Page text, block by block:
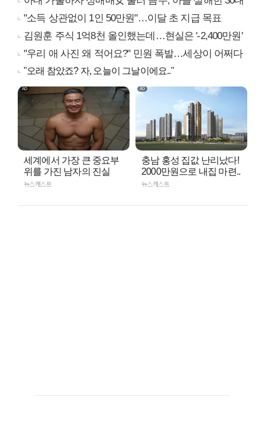
"소득 상관없이 1인 50만원"…이달 초 지급 목표
김원훈 주식 1억8천 올인했는데…현실은 '-2,400만원'
"우리 애 사진 왜 적어요?" 민원 폭발…세상이 어쩌다
"오래 참았죠? 자, 오늘이 그날이에요.."
세계에서 가장 큰 중요부
위를 가진 남자의 진실
뉴스캐스트
충남 홍성 집값 난리났다!
2000만원으로 내집 마련..
뉴스캐스트